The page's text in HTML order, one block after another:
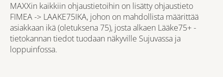
MAXXin kaikkiin ohjaustietoihin on lisätty ohjaustieto
FIMEA -> LAAKE75IKA, johon on mahdollista määrittää
asiakkaan ikä (oletuksena 75), josta alkaen Lääke75+ -
tietokannan tiedot tuodaan näkyville Sujuvassa ja
loppuinfossa.